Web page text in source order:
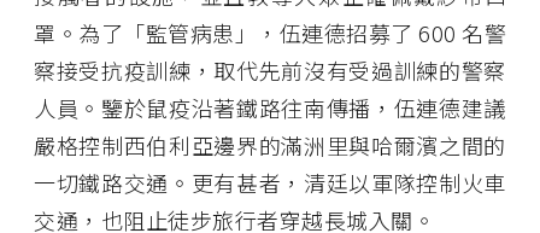
罩。為了「監管病患」，伍連德招募了 600 名警
察接受抗疫訓練，取代先前沒有受過訓練的警察
人員。鑒於鼠疫沿著鐵路往南傳播，伍連德建議
嚴格控制西伯利亞邊界的滿洲里與哈爾濱之間的
一切鐵路交通。更有甚者，清廷以軍隊控制火車
交通，也阻止徒步旅行者穿越長城入關。